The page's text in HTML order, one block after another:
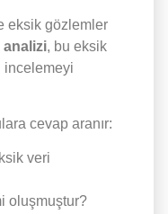
eksik gözlemler
analizi, bu eksik
incelemeyi
cevap aranır:
veri
oluşmuştur?